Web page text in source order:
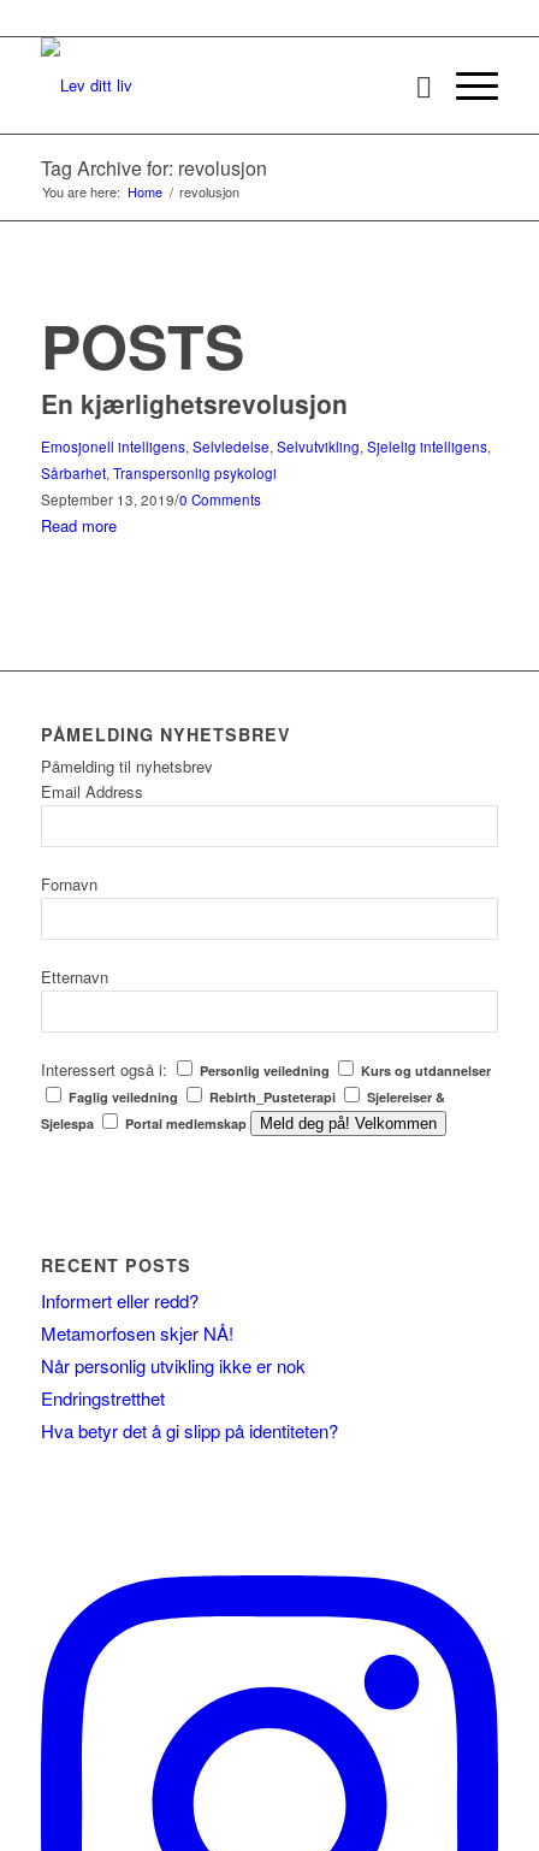
Tag Archive for: revolusjon
You are here: Home / revolusjon
POSTS
En kjærlighetsrevolusjon
Emosjonell intelligens, Selvledelse, Selvutvikling, Sjelelig intelligens,
Sårbarhet, Transpersonlig psykologi
September 13, 2019/0 Comments
Read more
PÅMELDING NYHETSBREV
Påmelding til nyhetsbrev
Email Address
Fornavn
Etternavn
Interessert også i: Personlig veiledning
Kurs og utdannelser
Faglig veiledning
Rebirth_Pusteterapi
Sjelereiser &
Sjelespa
Portal medlemskap Meld deg på! Velkommen
RECENT POSTS
Informert eller redd?
Metamorfosen skjer NÅ!
Når personlig utvikling ikke er nok
Endringstretthet
Hva betyr det å gi slipp på identiteten?